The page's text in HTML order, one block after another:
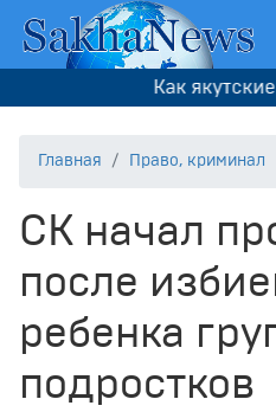
Как якутские
Главная Право, криминал
СК начал
после
ребенка
подростков